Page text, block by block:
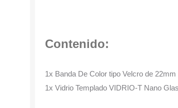
Contenido:
1x Banda De Color tipo Velcro de
1x Vidrio Templado VIDRIO-T Nano